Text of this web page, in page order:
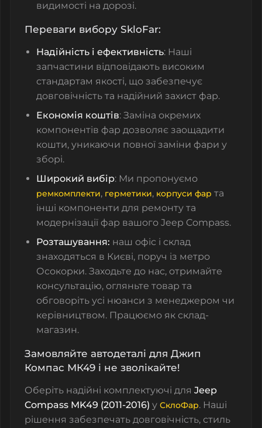
видимості на дорозі.
Переваги вибору SkloFar:
Надійність і ефективність: Наші
запчастини відповідають високим
стандартам якості, що забезпечує
довговічність та надійний захист фар.
Економія коштів: Заміна окремих
компонентів фар дозволяє заощадити
кошти, уникаючи повної заміни фари у
зборі.
Широкий вибір: Ми пропонуємо
ремкомплекти, герметики, корпуси фар та
інші компоненти для ремонту та
модернізації фар вашого Jeep Compass.
Розташування: наш офіс і склад
знаходяться в Києві, поруч із метро
Осокорки. Заходьте до нас, отримайте
консультацію, огляньте товар та
обговоріть усі нюанси з менеджером чи
керівництвом. Працюємо як склад-
магазин.
Замовляйте автодеталі для Джип
Компас МК49 і не зволікайте!
Оберіть надійні комплектуючі для Jeep
Compass MK49 (2011-2016) у СклоФар. Наші
рішення забезпечать довговічність, стиль